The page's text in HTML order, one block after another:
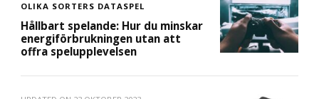
OLIKA SORTERS DATASPEL
Hållbart spelande: Hur du minskar
energiförbrukningen utan att
offra spelupplevelsen